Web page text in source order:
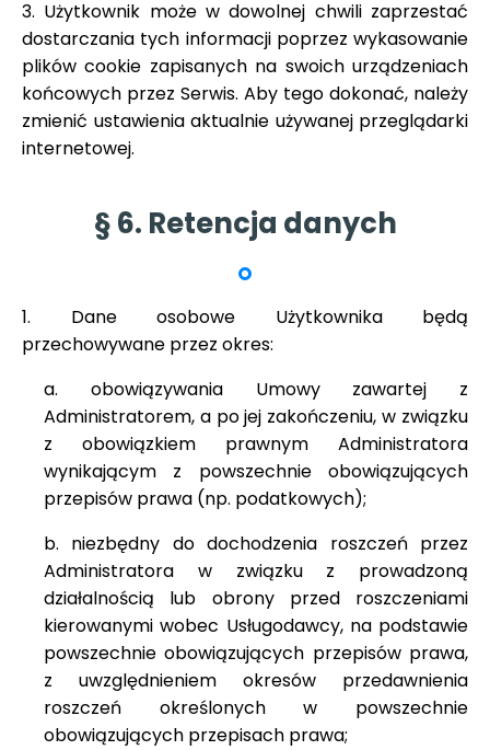
3. Użytkownik może w dowolnej chwili zaprzestać
dostarczania tych informacji poprzez wykasowanie
plików cookie zapisanych na swoich urządzeniach
końcowych przez Serwis. Aby tego dokonać, należy
zmienić ustawienia aktualnie używanej przeglądarki
internetowej.
§ 6. Retencja danych
1. Dane osobowe Użytkownika będą
przechowywane przez okres:
a. obowiązywania Umowy zawartej z
Administratorem, a po jej zakończeniu, w związku
z obowiązkiem prawnym Administratora
wynikającym z powszechnie obowiązujących
przepisów prawa (np. podatkowych);
b. niezbędny do dochodzenia roszczeń przez
Administratora w związku z prowadzoną
działalnością lub obrony przed roszczeniami
kierowanymi wobec Usługodawcy, na podstawie
powszechnie obowiązujących przepisów prawa,
z uwzględnieniem okresów przedawnienia
roszczeń określonych w powszechnie
obowiązujących przepisach prawa;